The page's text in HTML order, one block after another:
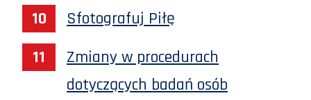
Sfotografuj Piłę
Zmiany w procedurach
dotyczących badań osób